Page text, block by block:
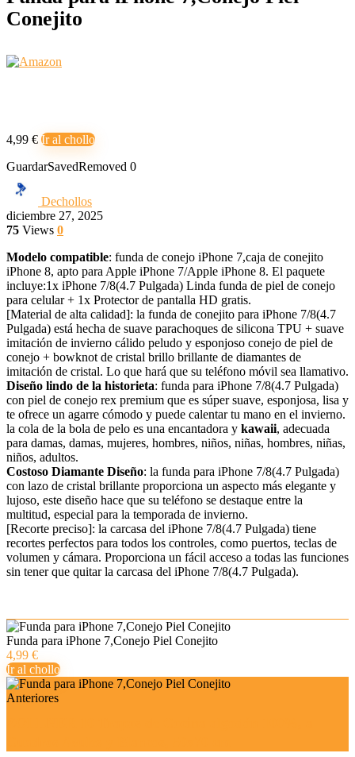
Conejito
4,99 € Ir al chollo
GuardarSavedRemoved 0
Dechollos
diciembre 27, 2025
75 Views 0
Modelo compatible: funda de conejo iPhone 7,caja de conejito
iPhone 8, apto para Apple iPhone 7/Apple iPhone 8. El paquete
incluye:1x iPhone 7/8(4.7 Pulgada) Linda funda de piel de conejo
para celular + 1x Protector de pantalla HD gratis.
[Material de alta calidad]: la funda de conejito para iPhone 7/8(4.7
Pulgada) está hecha de suave parachoques de silicona TPU + suave
imitación de invierno cálido peludo y esponjoso conejo de piel de
conejo + bowknot de cristal brillo brillante de diamantes de
imitación de cristal. Lo que hará que su teléfono móvil sea llamativo.
Diseño lindo de la historieta: funda para iPhone 7/8(4.7 Pulgada)
con piel de conejo rex premium que es súper suave, esponjosa, lisa y
te ofrece un agarre cómodo y puede calentar tu mano en el invierno.
la cola de la bola de pelo es una encantadora y kawaii, adecuada
para damas, damas, mujeres, hombres, niños, niñas, hombres, niñas,
niños, adultos.
Costoso Diamante Diseño: la funda para iPhone 7/8(4.7 Pulgada)
con lazo de cristal brillante proporciona un aspecto más elegante y
lujoso, este diseño hace que su teléfono se destaque entre la
multitud, especial para la temporada de invierno.
[Recorte preciso]: la carcasa del iPhone 7/8(4.7 Pulgada) tiene
recortes perfectos para todos los controles, como puertos, teclas de
volumen y cámara. Proporciona un fácil acceso a todas las funciones
sin tener que quitar la carcasa del iPhone 7/8(4.7 Pulgada).
Funda para iPhone 7,Conejo Piel Conejito
4,99 €
Ir al chollo
Anteriores